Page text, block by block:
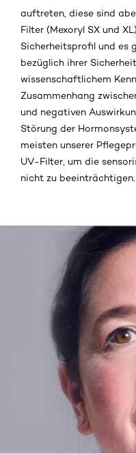
auftreten, diese sind
Filter (Mexoryl SX und
Sicherheitsprofil und es
bezüglich ihrer
wissenschaftlichem
Zusammenhang
und negativen
Störung der
meisten unserer
UV-Filter, um die
nicht zu beeinträchtigen.